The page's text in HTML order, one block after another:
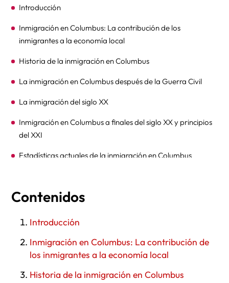
Introducción
Inmigración en Columbus: La contribución de los
inmigrantes a la economía local
Historia de la inmigración en Columbus
La inmigración en Columbus después de la Guerra Civil
La inmigración del siglo XX
Inmigración en Columbus a finales del siglo XX y principios
del XXI
Estadísticas actuales de la inmigración en Columbus
Instalaciones de inmigración en Columbus
Consulados extranjeros en Columbus
Grupos de ayuda a los inmigrantes sin ánimo de lucro en
Columbus
Diversas instituciones religiosas y lugares de culto en
Contenidos
Introducción
Inmigración en Columbus: La contribución de
los inmigrantes a la economía local
Historia de la inmigración en Columbus